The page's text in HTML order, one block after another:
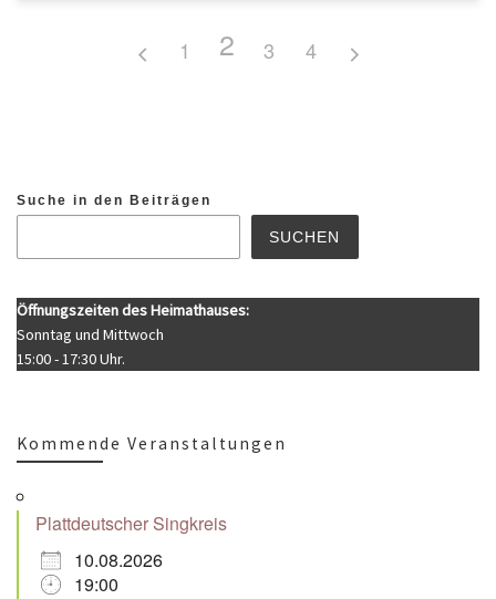
1 2 3 4
Suche in den Beiträgen
SUCHEN
Öffnungszeiten des Heimathauses:
Sonntag und Mittwoch
15:00 - 17:30 Uhr.
Kommende Veranstaltungen
Plattdeutscher Singkreis
10.08.2026
19:00